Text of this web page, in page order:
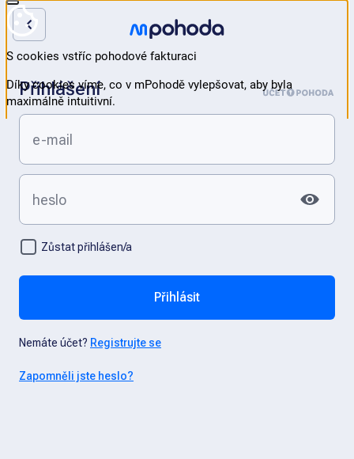
Přihlášení
Zůstat přihlášen/a
Přihlásit
Nemáte účet? Registrujte se
Zapomněli jste heslo?